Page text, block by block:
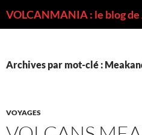
Archives par mot-clé :
VOYAGES